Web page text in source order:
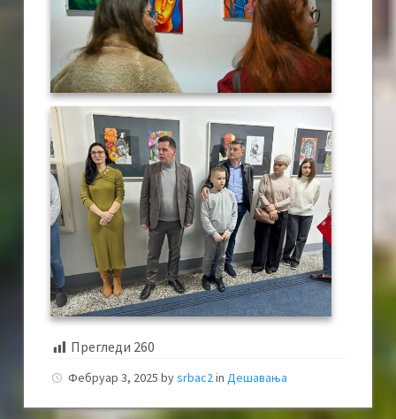
Прегледи 260
Фебруар 3, 2025 bysrbac2 in Дешавања